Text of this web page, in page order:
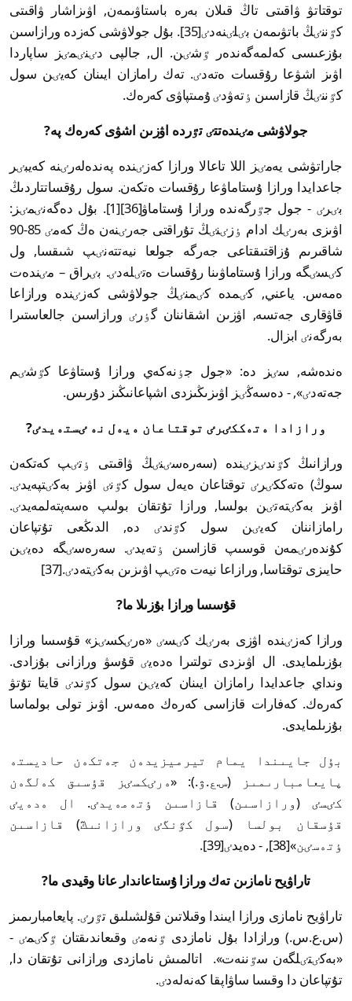
توقتاتۋ ۋاقىتى تاڭ قىلان بەرە باستاۋىمەن, اۋىزاشار ۋاقىتى
كٷننٸڭ باتۋىمەن بٸلٸنەدٸ[35]. بۇل جولاۋشى كەزدە ورازاسىن
بۇزعىسى كەلمەگەندەر ٷشٸن. ال, جالپى دٸنٸمٸز ساپاردا
اۋىز اشۋعا رۇقسات ەتەدٸ. تەك رامازان ايىنان كەيٸن سول
كٷننٸڭ قازاسىن ٶتەۋدٸ ۇمىتپاۋى كەرەك.
جولاۋشى مٸندەتتٸ تٷردە اۋزىن اشۋى كەرەك پە?
جاراتۋشى يەمٸز اللا تاعالا ورازا كەزٸندە پەندەلەرٸنە كەيبٸر
جاعدايدا ورازا ۇستاماۋعا رۇقسات ەتكەن. سول رۇقساتتاردىڭ
بٸرٸ - جول جٷرگەندە ورازا ۇستاماۋ[36][1]. بۇل دەگەنٸمٸز:
اۋىزى بەرٸك ادام ٶزٸنٸڭ تۇراقتى جەرٸنەن ەڭ كەمٸ 85-90
شاقىرىم ۇزاقتىقتاعى جەرگە جولعا نيەتتەنٸپ شىقسا, ول
كٸسٸگە ورازا ۇستاماۋىنا رۇقسات ەتٸلەدٸ. بٸراق – مٸندەت
ەمەس. ياعني, كٸمدە كٸمنٸڭ جولاۋشى كەزٸندە ورازاعا
قاۋقارى جەتسە, اۋزىن اشقاننان گٶرٸ ورازاسىن جالعاستىرا
بەرگەنٸ ابزال.
ەندەشە, سٸز دە: «جول جٶنەكەي ورازا ۇستاۋعا كٷشٸم
جەتەدٸ», - دەسەڭٸز اۋىزىڭىزدى اشپاعانىڭىز دۇرىس.
ورازادا ەتەككٸرٸ توقتاعان ەيەل نە ٸستەيدٸ?
ورازانىڭ كٷندٸزٸندە (سەرەسٸنٸڭ ۋاقىتى ٶتٸپ كەتكەن
سوڭ) ەتەككٸرٸ توقتاعان ەيەل سول كٷنٸ اۋىز بەكٸتپەيدٸ.
اۋىز بەكٸتەتٸن بولسا, ورازا تۇتقان بولىپ ەسەپتەلمەيدٸ.
رامازاننان كەيٸن سول كٷندٸ دە, الدىڭعى تۇتپاعان
كۇندەرٸمەن قوسىپ قازاسىن ٶتەيدٸ. سەرەسٸگە دەيٸن
حايىزى توقتاسا, ورازاعا نيەت ەتٸپ اۋىزىن بەكٸتەدٸ.[37]
قۇسسا ورازا بۇزىلا ما?
ورازا كەزٸندە اۋزى بەرٸك كٸسٸ «ەرٸكسٸز» قۇسسا ورازا
بۇزىلمايدى. ال اۋىزدى تولتىرا ەدەيٸ قۇسۋ ورازانى بۇزادى.
ونداي جاعدايدا رامازان ايىنان كەيٸن سول كٷندٸ قايتا تۇتۋ
كەرەك. كەفارات قازاسى كەرەك ەمەس. اۋىز تولى بولماسا
بۇزىلمايدى.
بۇل جايىندا يمام تيرميزيدەن جەتكەن حاديستە
پايعامبارىمىز (س.ع.ۋ.): «ەرٸكسٸز قۇسىق كەلگەن
كٸسٸ (ورازاسىن) قازاسىن ٶتەمەيدٸ. ال ەدەيٸ
قۇسقان بولسا (سول كٷنگٸ ورازانىڭ) قازاسىن
ٶتەسٸن»[38], - دەيدٸ[39].
تاراۋيح نامازىن تەك ورازا ۇستاعاندار عانا وقيدى ما?
تاراۋيح نامازى ورازا ايىندا وقىلاتىن قۇلشىلىق تٷرٸ. پايعامبارىمىز
(س.ع.س.) ورازادا بۇل نامازدى ٷنەمٸ وقىعاندىقتان ٷكٸمٸ -
«بەكٸتٸلگەن سٷننەت». اتالمىش نامازدى ورازانى تۇتقان دا,
تۇتپاعان دا وقىسا ساۋاپقا كەنەلەدٸ.